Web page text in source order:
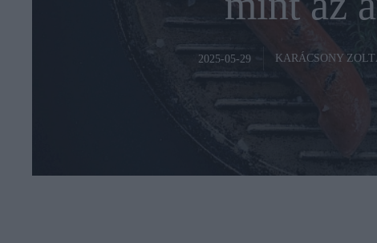
2025-05-29 KARÁCSONY